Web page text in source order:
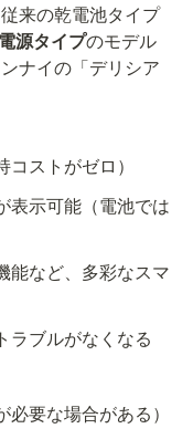
来の乾電池タイプ
源タイプのモデル
ナイの「デリシア
ストがゼロ）
表示可能（電池では
能など、多彩なスマ
ラブルがなくなる
要な場合がある）